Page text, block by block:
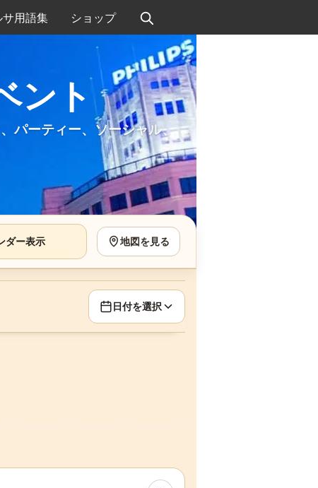
用語集 ショップ
ント
パーティー、ソーシャル、
ダー表示 地図を見る
日付を選択